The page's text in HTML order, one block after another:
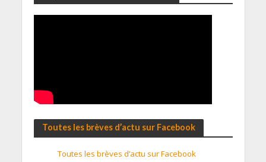
Toutes les brèves d’actu sur Facebook
Toutes les brèves d’actu sur Facebook